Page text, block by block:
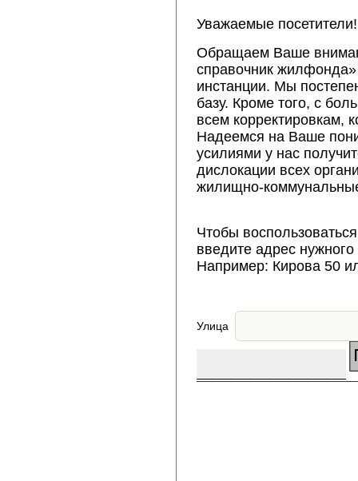
Уважаемые посетители!
Обращаем Ваше
справочник
инстанции. Мы
базу. Кроме того, с
всем корректировкам,
Надеемся на Ваше
усилиями у нас
дислокации всех
жилищно-
Чтобы
введите адрес
Например: Кирова 50
Улица